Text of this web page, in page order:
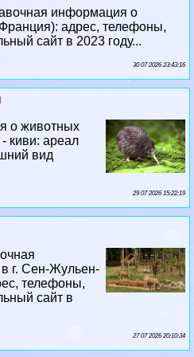
информация о
адрес, телефоны,
сайт в 2023 году...
30 07 2026 23:43:16
о животных
киви: ареал
вид
29 07 2026 15:22:19
г. Сен-Жульен-
телефоны,
сайт в
27 07 2026 20:10:34